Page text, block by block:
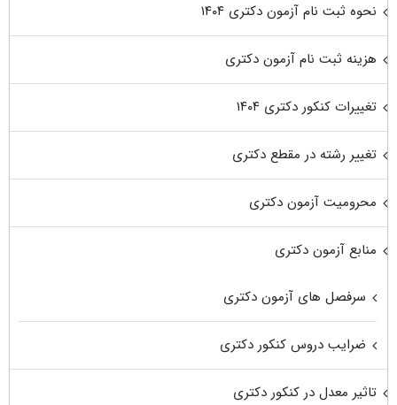
نحوه ثبت نام آزمون دکتری ۱۴۰۴
هزینه ثبت نام آزمون دکتری
تغییرات کنکور دکتری ۱۴۰۴
تغییر رشته در مقطع دکتری
محرومیت آزمون دکتری
منابع آزمون دکتری
سرفصل های آزمون دکتری
ضرایب دروس کنکور دکتری
تاثیر معدل در کنکور دکتری